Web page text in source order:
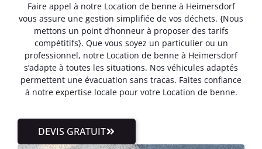
Faire appel à notre Location de benne à Heimersdorf
vous assure une gestion simplifiée de vos déchets. {Nous
mettons un point d’honneur à proposer des tarifs
compétitifs}. Que vous soyez un particulier ou un
professionnel, notre Location de benne à Heimersdorf
s’adapte à toutes les situations. Nos véhicules adaptés
permettent une évacuation sans tracas. Faites confiance
à notre expertise locale pour votre Location de benne.
DEVIS GRATUIT